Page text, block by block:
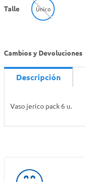
Talle Único
Cambios y Devoluciones
Descripción
Vaso jerico pack 6 u.